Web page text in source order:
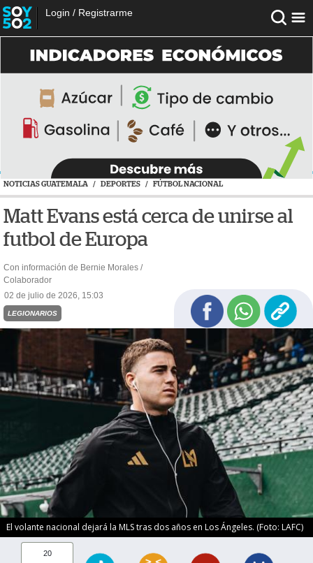
Login / Registrarme
NOTICIAS GUATEMALA / DEPORTES / FÚTBOL NACIONAL
Matt Evans está cerca de unirse al
futbol de Europa
Con información de Bernie Morales /
Colaborador
02 de julio de 2026, 15:03
LEGIONARIOS
El volante nacional dejará la MLS tras dos años en Los Ángeles. (Foto: LAFC)
20